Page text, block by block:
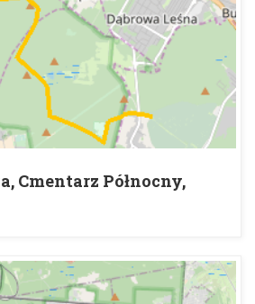
Cmentarz Północny,
- Uroczysko Na
Witolda Plapisa)